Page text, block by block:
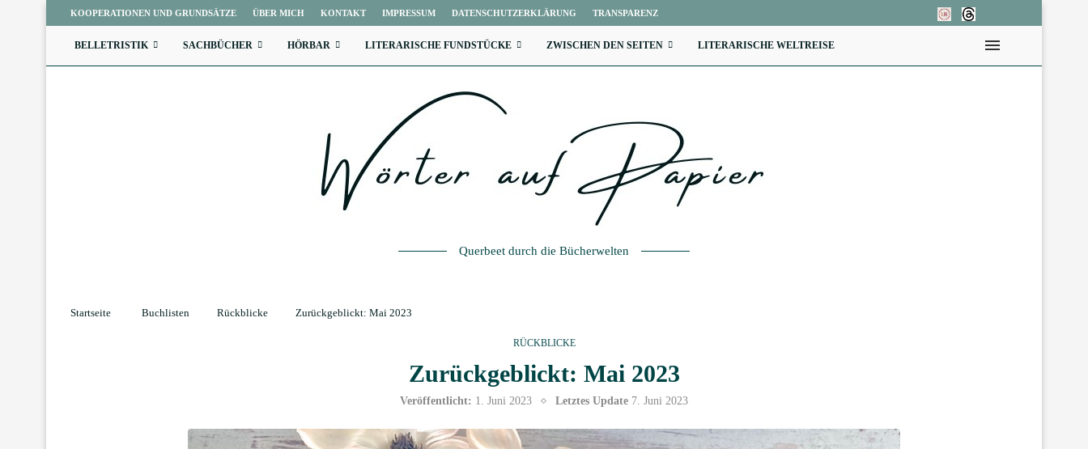
KOOPERATIONEN UND GRUNDSÄTZE ÜBER MICH KONTAKT IMPRESSUM DATENSCHUTZERKLÄRUNG TRANSPARENZ
BELLETRISTIK SACHBÜCHER HÖRBAR LITERARISCHE FUNDSTÜCKE ZWISCHEN DEN SEITEN LITERARISCHE WELTREISE
Querbeet durch die Bücherwelten
Startseite Buchlisten Rückblicke Zurückgeblickt: Mai 2023
RÜCKBLICKE
Zurückgeblickt: Mai 2023
Veröffentlicht: 1. Juni 2023 Letztes Update 7. Juni 2023